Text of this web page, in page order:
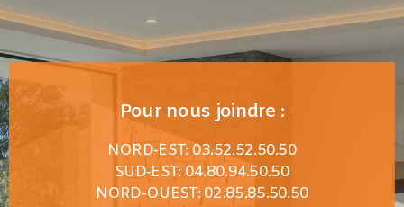
Pour nous joindre :
NORD-EST: 03.52.52.50.50
SUD-EST: 04.80.94.50.50
NORD-OUEST: 02.85.85.50.50